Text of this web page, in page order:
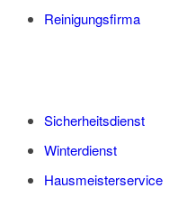
Reinigungsfirma
Sicherheitsdienst
Winterdienst
Hausmeisterservice